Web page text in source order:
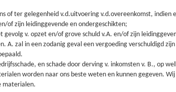
of ter gelegenheid v.d.uitvoering v.d.overeenkomst, indien
of zijn leidinggevende en ondergeschikten;
gevolg v. opzet en/of grove schuld v.A. en/of zijn
A. zal in een zodanig geval een vergoeding verschuldigd
en schade door derving v. inkomsten v. B., op
worden naar ons beste weten en kunnen gegeven.
materialen.